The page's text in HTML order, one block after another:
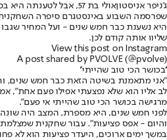
ג'ניפר אניסטון
אולי בת 57, אבל לטענתה
שפרסמה השבוע באינסטגרם סיפרה
היא נשענת כבר חמש שנים - ועל המחיר
שליוו אותה קודם לכן.
View this post on Instagram
A post shared by PVOLVE (@pvolve)
''בכושר הכי טוב שהייתי''
"אני מתאמנת בשיטה הזאת כבר חמש שנים,
לב אליו הוא שלא נפצעתי אפילו פעם אחת",
מרגישה בכושר הכי טוב שהייתי אי פעם".
לפני חמש שנים, היא מספרת, המצב היה שונה
והיום - אפס פציעות". עבור שחקנית
במשך ימים ארוכים, היעדר פציעות הוא לא